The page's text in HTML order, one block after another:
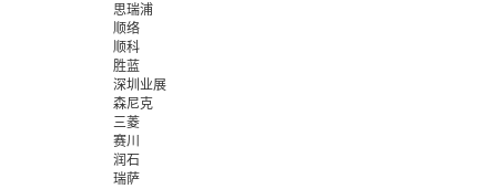
思瑞浦
顺络
顺科
胜蓝
深圳业展
森尼克
三菱
赛川
润石
瑞萨